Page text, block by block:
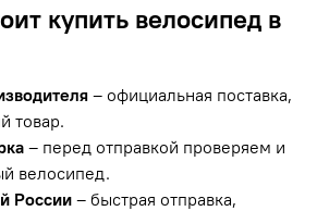
купить велосипед в
– официальная поставка,
товар.
– перед отправкой проверяем и
велосипед.
России – быстрая отправка,